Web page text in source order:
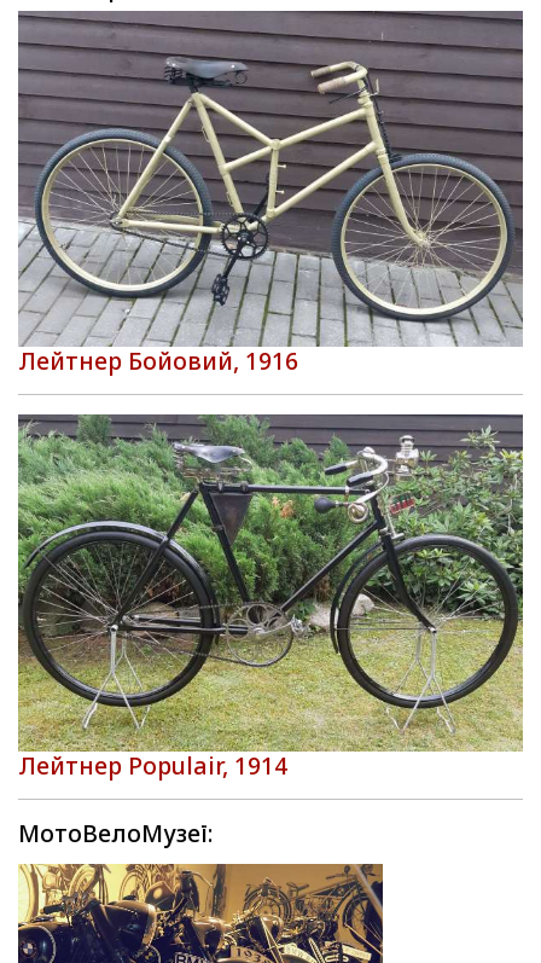
Лейтнер Бойовий, 1916
Лейтнер Populair, 1914
МотоВелоМузеї: